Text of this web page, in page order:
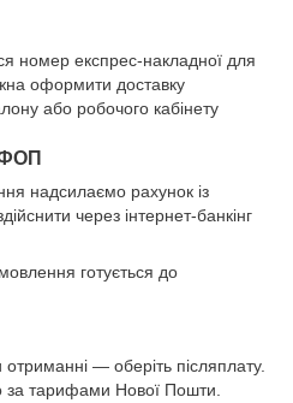
номер експрес-накладної для
оформити доставку
або робочого кабінету
ФОП
надсилаємо рахунок із
через інтернет-банкінг
готується до
— оберіть післяплату.
за тарифами Нової Пошти.